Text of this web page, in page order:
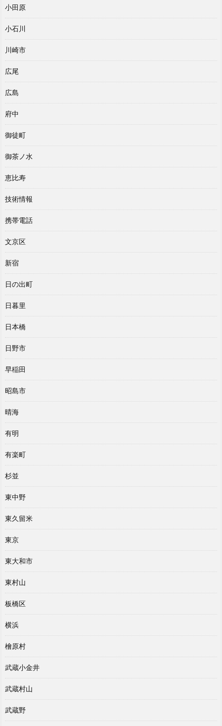
小田原
小石川
川崎市
広尾
広島
府中
御徒町
御茶ノ水
恵比寿
技術情報
携帯電話
文京区
新宿
日の出町
日暮里
日本橋
日野市
早稲田
昭島市
晴海
有明
有楽町
杉並
東中野
東久留米
東京
東大和市
東村山
板橋区
横浜
檜原村
武蔵小金井
武蔵村山
武蔵野